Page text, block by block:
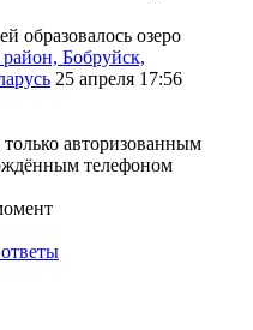
образовалось озеро
Бобруйск,
25 апреля 17:56
авторизованным
телефоном